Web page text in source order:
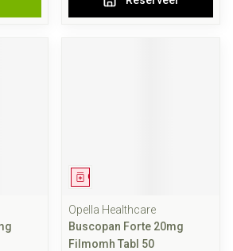
Geneesmiddel
Opella Healthcare
Buscopan Forte 20mg
Filmomh Tabl 50